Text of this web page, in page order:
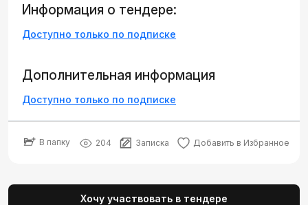
Информация о тендере:
Доступно только по подписке
Дополнительная информация
Доступно только по подписке
В папку 204 Записка Добавить в Избранное
Хочу участвовать в тендере